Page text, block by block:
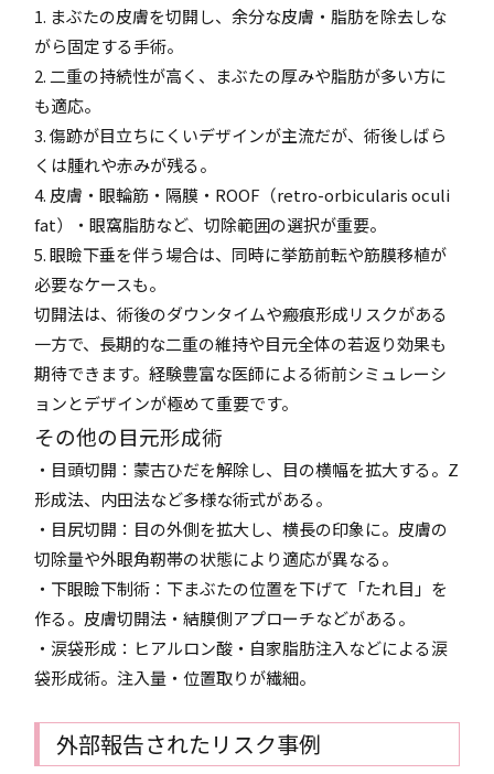
1. まぶたの皮膚を切開し、余分な皮膚・脂肪を除去しな
がら固定する手術。
2. 二重の持続性が高く、まぶたの厚みや脂肪が多い方に
も適応。
3. 傷跡が目立ちにくいデザインが主流だが、術後しばら
くは腫れや赤みが残る。
4. 皮膚・眼輪筋・隔膜・ROOF（retro-orbicularis oculi
fat）・眼窩脂肪など、切除範囲の選択が重要。
5. 眼瞼下垂を伴う場合は、同時に挙筋前転や筋膜移植が
必要なケースも。
切開法は、術後のダウンタイムや瘢痕形成リスクがある
一方で、長期的な二重の維持や目元全体の若返り効果も
期待できます。経験豊富な医師による術前シミュレーシ
ョンとデザインが極めて重要です。
その他の目元形成術
・目頭切開：蒙古ひだを解除し、目の横幅を拡大する。Z
形成法、内田法など多様な術式がある。
・目尻切開：目の外側を拡大し、横長の印象に。皮膚の
切除量や外眼角靭帯の状態により適応が異なる。
・下眼瞼下制術：下まぶたの位置を下げて「たれ目」を
作る。皮膚切開法・結膜側アプローチなどがある。
・涙袋形成：ヒアルロン酸・自家脂肪注入などによる涙
袋形成術。注入量・位置取りが繊細。
外部報告されたリスク事例